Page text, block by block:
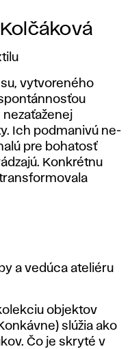
vytvoreného
Ich podmanivú ne-
pre bohatosť
Konkrétnu
a vedúca ateliéru
objektov
slúžia ako
Čo je skryté v